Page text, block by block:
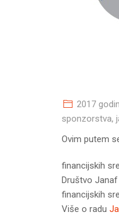
2017
sponzorstva,
Ovim putem
financijskih
Društvo
financijskih
Više o radu